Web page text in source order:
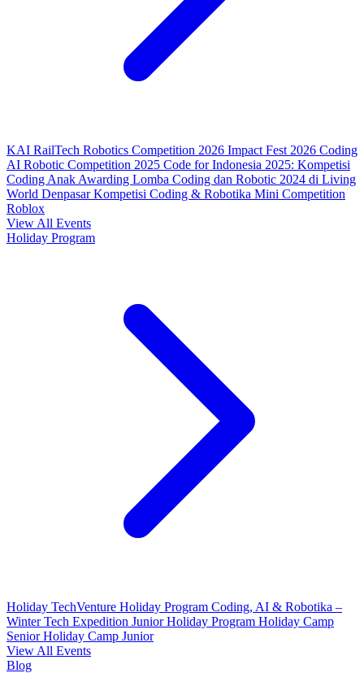
KAI RailTech Robotics Competition 2026 Impact Fest 2026 Coding
AI Robotic Competition 2025 Code for Indonesia 2025: Kompetisi
Coding Anak Awarding Lomba Coding dan Robotic 2024 di Living
World DenpasarKompetisi Coding & Robotika Mini Competition
Roblox
View All Events
Holiday Program
Holiday TechVenture Holiday Program Coding, AI & Robotika –
Winter Tech Expedition Junior Holiday Program Holiday Camp
SeniorHoliday Camp Junior
View All Events
Blog